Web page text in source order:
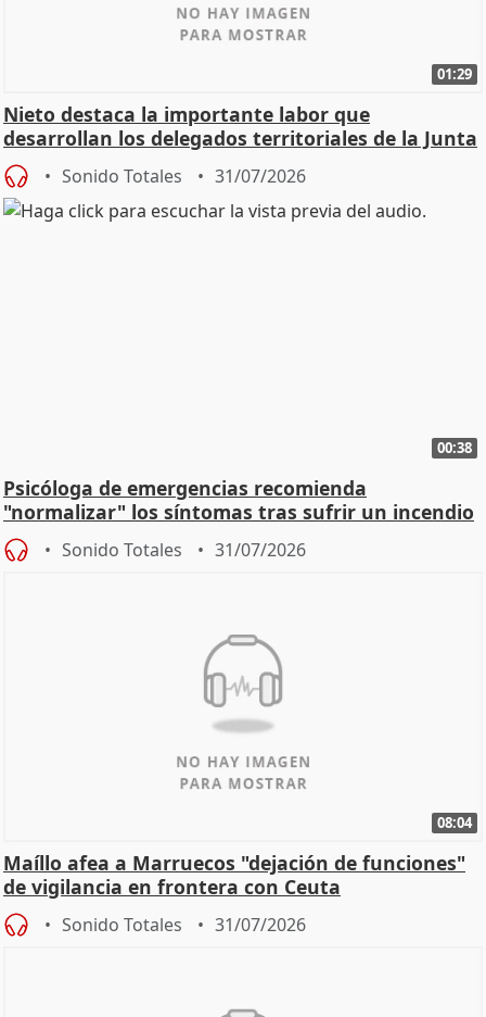
01:29
Nieto destaca la importante labor que
desarrollan los delegados territoriales de la Junta
Sonido Totales 31/07/2026
00:38
Psicóloga de emergencias recomienda
"normalizar" los síntomas tras sufrir un incendio
Sonido Totales 31/07/2026
08:04
Maíllo afea a Marruecos "dejación de funciones"
de vigilancia en frontera con Ceuta
Sonido Totales 31/07/2026